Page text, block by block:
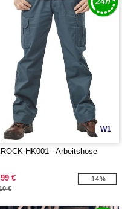
W1
HK001 - Arbeitshose
€
€
-14%